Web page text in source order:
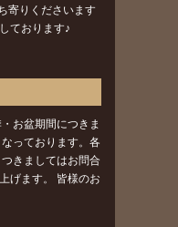
寄りくださいます
ております♪
お盆期間につきま
っております。各
きましてはお問合
げます。 皆様のお